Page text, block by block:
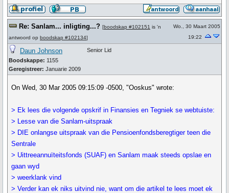
Re: Sanlam... inligting...? [boodskap #102151 is 'n
antwoord op boodskap #102134]
Wo., 30 Maart 2005
19:22
Daun Johnson
Boodskappe: 1155
Geregistreer: Januarie 2009
Senior Lid
On Wed, 30 Mar 2005 09:15:09 -0500, "Ooskus" wrote:
> Ek lees die volgende opskrif in Finansies en Tegniek se webtuiste:
> Lesse van die Sanlam-uitspraak
> DIE onlangse uitspraak van die Pensioenfondsberegtiger teen die
Sentrale
> Uittreeannuïteitsfonds (SUAF) en Sanlam maak steeds opslae en
gaan wyd
> weerklank vind
> Verder kan ek niks uitvind nie, want om die artikel te lees moet ek